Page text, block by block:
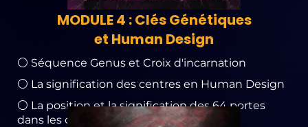
MODULE 4 : Clés Génétiques
et Human Design
⚪ Séquence Genus et Croix d'incarnation
⚪ La signification des centres en Human Design
⚪ La position et la signification des 64 portes
dans les centres en Human Design